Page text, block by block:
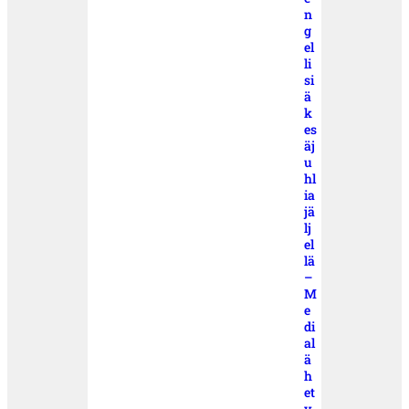
n
g
el
li
si
ä
k
es
äj
u
hl
ia
jä
lj
el
lä
–
M
e
di
al
ä
h
et